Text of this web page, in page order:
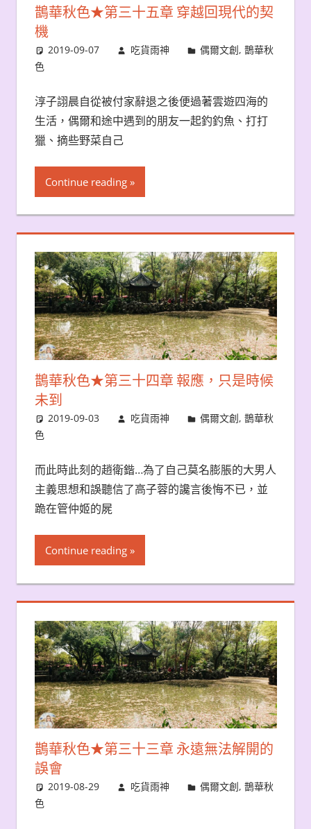
鵲華秋色★第三十五章 穿越回現代的契
機
2019-09-07 吃貨雨神 偶爾文創,鵲華秋
色
淳子詡晨自從被付家辭退之後便過著雲遊四海的
生活，偶爾和途中遇到的朋友一起釣釣魚、打打
獵、摘些野菜自己
Continue reading
鵲華秋色★第三十四章 報應，只是時候
未到
2019-09-03 吃貨雨神 偶爾文創,鵲華秋
色
而此時此刻的趙衛鍇…為了自己莫名膨脹的大男人
主義思想和誤聽信了高子蓉的讒言後悔不已，並
跪在管仲姬的屍
Continue reading
鵲華秋色★第三十三章 永遠無法解開的
誤會
2019-08-29 吃貨雨神 偶爾文創,鵲華秋
色